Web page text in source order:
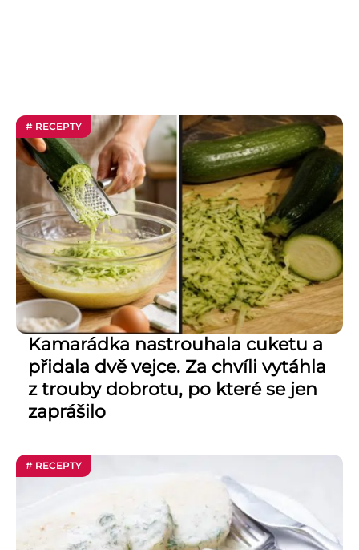
# RECEPTY
Kamarádka nastrouhala cuketu a
přidala dvě vejce. Za chvíli vytáhla
z trouby dobrotu, po které se jen
zaprášilo
# RECEPTY